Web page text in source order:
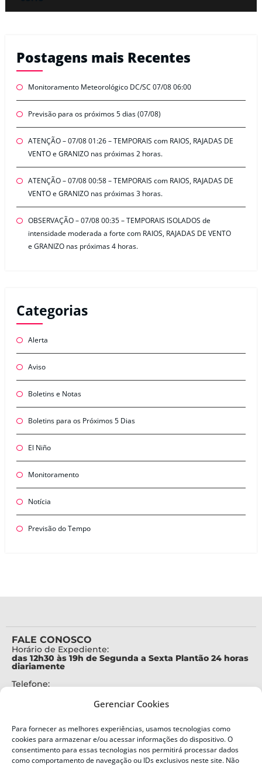
Gerenciar Cookies
Para fornecer as melhores experiências, usamos tecnologias como
cookies para armazenar e/ou acessar informações do dispositivo. O
consentimento para essas tecnologias nos permitirá processar dados
como comportamento de navegação ou IDs exclusivos neste site. Não
Postagens mais Recentes
Monitoramento Meteorológico DC/SC 07/08 06:00
Previsão para os próximos 5 dias (07/08)
ATENÇÃO – 07/08 01:26 – TEMPORAIS com RAIOS, RAJADAS DE
VENTO e GRANIZO nas próximas 2 horas.
ATENÇÃO – 07/08 00:58 – TEMPORAIS com RAIOS, RAJADAS DE
VENTO e GRANIZO nas próximas 3 horas.
OBSERVAÇÃO – 07/08 00:35 – TEMPORAIS ISOLADOS de
intensidade moderada a forte com RAIOS, RAJADAS DE VENTO
e GRANIZO nas próximas 4 horas.
Categorias
Alerta
Aviso
Boletins e Notas
Boletins para os Próximos 5 Dias
El Niño
Monitoramento
Notícia
Previsão do Tempo
FALE CONOSCO
Horário de Expediente:
das 12h30 às 19h de Segunda a Sexta Plantão 24 horas
diariamente
Telefone:
Alertas Defesa Civil:
SMS 40199